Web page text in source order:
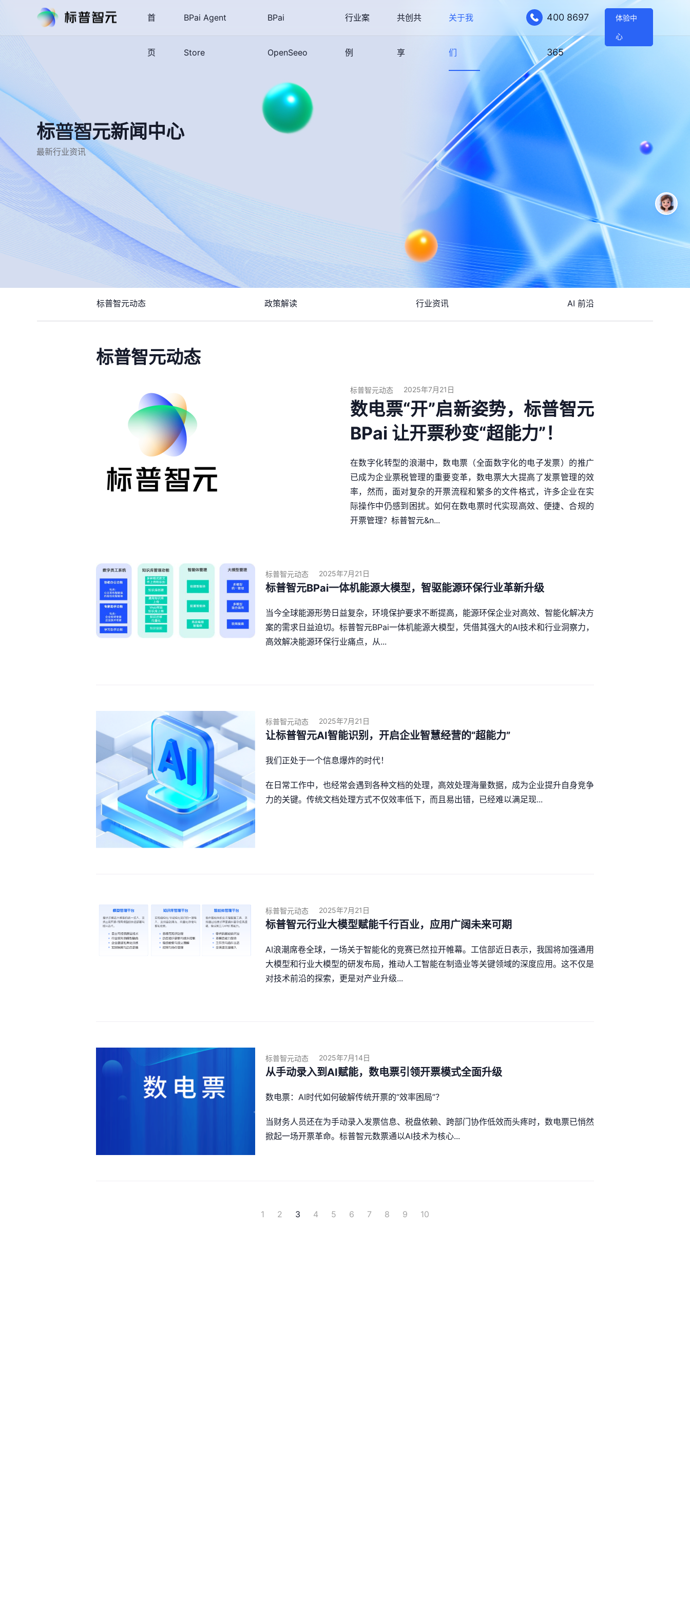
首
页
BPai Agent
Store
BPai
OpenSeeo
行业案
例
共创共
享
关于我
们
400 8697
365
体验中
心
标普智元新闻中心
最新行业资讯
标普智元动态 政策解读 行业资讯 AI 前沿
标普智元动态
标普智元动态 2025年7月21日
数电票“开”启新姿势，标普智元
BPai 让开票秒变“超能力”！
在数字化转型的浪潮中，数电票（全面数字化的电子发票）的推广
已成为企业票税管理的重要变革，数电票大大提高了发票管理的效
率，然而，面对复杂的开票流程和繁多的文件格式，许多企业在实
际操作中仍感到困扰。如何在数电票时代实现高效、便捷、合规的
开票管理？标普智元&n...
标普智元动态 2025年7月21日
标普智元BPai一体机能源大模型，智驱能源环保行业革新升级
当今全球能源形势日益复杂，环境保护要求不断提高，能源环保企业对高效、智能化解决方
案的需求日益迫切。标普智元BPai一体机能源大模型，凭借其强大的AI技术和行业洞察力，
高效解决能源环保行业痛点，从...
标普智元动态 2025年7月21日
让标普智元AI智能识别，开启企业智慧经营的“超能力”
我们正处于一个信息爆炸的时代！
在日常工作中，也经常会遇到各种文档的处理，高效处理海量数据，成为企业提升自身竞争
力的关键。传统文档处理方式不仅效率低下，而且易出错，已经难以满足现...
标普智元动态 2025年7月21日
标普智元行业大模型赋能千行百业，应用广阔未来可期
AI浪潮席卷全球，一场关于智能化的竞赛已然拉开帷幕。工信部近日表示，我国将加强通用
大模型和行业大模型的研发布局，推动人工智能在制造业等关键领域的深度应用。这不仅是
对技术前沿的探索，更是对产业升级...
标普智元动态 2025年7月14日
从手动录入到AI赋能，数电票引领开票模式全面升级
数电票：AI时代如何破解传统开票的“效率困局”？
当财务人员还在为手动录入发票信息、税盘依赖、跨部门协作低效而头疼时，数电票已悄然
掀起一场开票革命。标普智元数票通以AI技术为核心...
1 2 3 4 5 6 7 8 9 10